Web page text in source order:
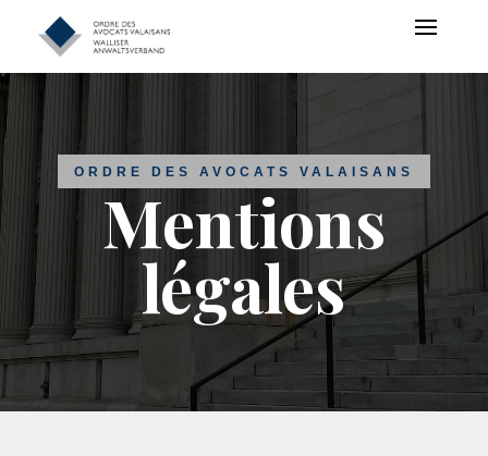
ORDRE DES AVOCATS VALAISANS
Mentions
légales